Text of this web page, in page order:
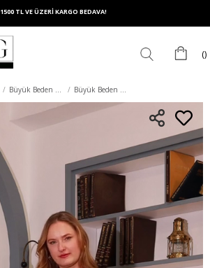
1500 TL VE ÜZERİ KARGO BEDAVA!
Büyük Beden Bluz Büyük Beden Leopar Desenli Bluz